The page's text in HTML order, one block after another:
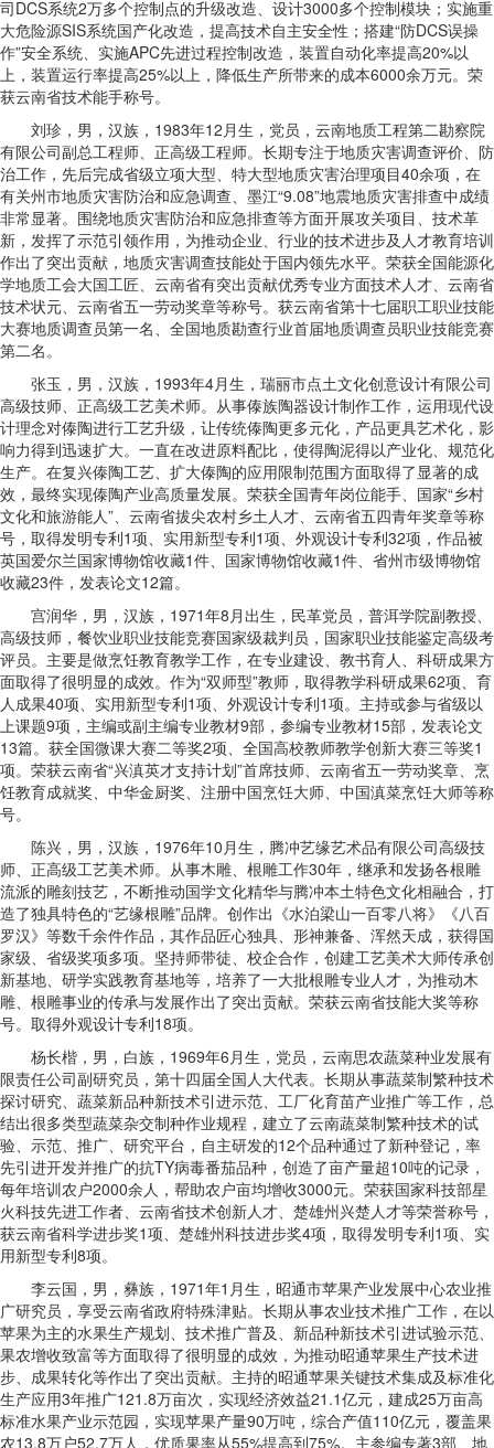
司DCS系统2万多个控制点的升级改造、设计3000多个控制模块；实施重
大危险源SIS系统国产化改造，提高技术自主安全性；搭建“防DCS误操
作”安全系统、实施APC先进过程控制改造，装置自动化率提高20%以
上，装置运行率提高25%以上，降低生产所带来的成本6000余万元。荣
获云南省技术能手称号。
刘珍，男，汉族，1983年12月生，党员，云南地质工程第二勘察院
有限公司副总工程师、正高级工程师。长期专注于地质灾害调查评价、防
治工作，先后完成省级立项大型、特大型地质灾害治理项目40余项，在
有关州市地质灾害防治和应急调查、墨江“9.08”地震地质灾害排查中成绩
非常显著。围绕地质灾害防治和应急排查等方面开展攻关项目、技术革
新，发挥了示范引领作用，为推动企业、行业的技术进步及人才教育培训
作出了突出贡献，地质灾害调查技能处于国内领先水平。荣获全国能源化
学地质工会大国工匠、云南省有突出贡献优秀专业方面技术人才、云南省
技术状元、云南省五一劳动奖章等称号。获云南省第十七届职工职业技能
大赛地质调查员第一名、全国地质勘查行业首届地质调查员职业技能竞赛
第二名。
张玉，男，汉族，1993年4月生，瑞丽市点土文化创意设计有限公司
高级技师、正高级工艺美术师。从事傣族陶器设计制作工作，运用现代设
计理念对傣陶进行工艺升级，让传统傣陶更多元化，产品更具艺术化，影
响力得到迅速扩大。一直在改进原料配比，使得陶泥得以产业化、规范化
生产。在复兴傣陶工艺、扩大傣陶的应用限制范围方面取得了显著的成
效，最终实现傣陶产业高质量发展。荣获全国青年岗位能手、国家“乡村
文化和旅游能人”、云南省拔尖农村乡土人才、云南省五四青年奖章等称
号，取得发明专利1项、实用新型专利1项、外观设计专利32项，作品被
英国爱尔兰国家博物馆收藏1件、国家博物馆收藏1件、省州市级博物馆
收藏23件，发表论文12篇。
宫润华，男，汉族，1971年8月出生，民革党员，普洱学院副教授、
高级技师，餐饮业职业技能竞赛国家级裁判员，国家职业技能鉴定高级考
评员。主要是做烹饪教育教学工作，在专业建设、教书育人、科研成果方
面取得了很明显的成效。作为“双师型”教师，取得教学科研成果62项、育
人成果40项、实用新型专利1项、外观设计专利1项。主持或参与省级以
上课题9项，主编或副主编专业教材9部，参编专业教材15部，发表论文
13篇。获全国微课大赛二等奖2项、全国高校教师教学创新大赛三等奖1
项。荣获云南省“兴滇英才支持计划”首席技师、云南省五一劳动奖章、烹
饪教育成就奖、中华金厨奖、注册中国烹饪大师、中国滇菜烹饪大师等称
号。
陈兴，男，汉族，1976年10月生，腾冲艺缘艺术品有限公司高级技
师、正高级工艺美术师。从事木雕、根雕工作30年，继承和发扬各根雕
流派的雕刻技艺，不断推动国学文化精华与腾冲本土特色文化相融合，打
造了独具特色的“艺缘根雕”品牌。创作出《水泊梁山一百零八将》《八百
罗汉》等数千余件作品，其作品匠心独具、形神兼备、浑然天成，获得国
家级、省级奖项多项。坚持师带徒、校企合作，创建工艺美术大师传承创
新基地、研学实践教育基地等，培养了一大批根雕专业人才，为推动木
雕、根雕事业的传承与发展作出了突出贡献。荣获云南省技能大奖等称
号。取得外观设计专利18项。
杨长楷，男，白族，1969年6月生，党员，云南思农蔬菜种业发展有
限责任公司副研究员，第十四届全国人大代表。长期从事蔬菜制繁种技术
探讨研究、蔬菜新品种新技术引进示范、工厂化育苗产业推广等工作，总
结出很多类型蔬菜杂交制种作业规程，建立了云南蔬菜制繁种技术的试
验、示范、推广、研究平台，自主研发的12个品种通过了新种登记，率
先引进开发并推广的抗TY病毒番茄品种，创造了亩产量超10吨的记录，
每年培训农户2000余人，帮助农户亩均增收3000元。荣获国家科技部星
火科技先进工作者、云南省技术创新人才、楚雄州兴楚人才等荣誉称号，
获云南省科学进步奖1项、楚雄州科技进步奖4项，取得发明专利1项、实
用新型专利8项。
李云国，男，彝族，1971年1月生，昭通市苹果产业发展中心农业推
广研究员，享受云南省政府特殊津贴。长期从事农业技术推广工作，在以
苹果为主的水果生产规划、技术推广普及、新品种新技术引进试验示范、
果农增收致富等方面取得了很明显的成效，为推动昭通苹果生产技术进
步、成果转化等作出了突出贡献。主持的昭通苹果关键技术集成及标准化
生产应用3年推广121.8万亩次，实现经济效益21.1亿元，建成25万亩高
标准水果产业示范园，实现苹果产量90万吨，综合产值110亿元，覆盖果
农13.8万户52.7万人，优质果率从55%提高到75%。主参编专著3部、地